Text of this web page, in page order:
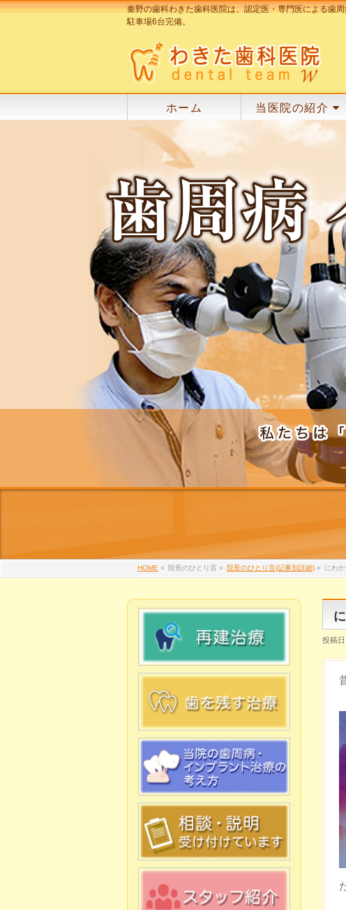
秦野の歯科わきた歯科医院は、認定医・専門医による歯
駐車場6台完備。
ホーム 当医院の紹介
HOME » 院長のひとり言 » 院長のひとり言(記事別詳細) » にわ
投稿